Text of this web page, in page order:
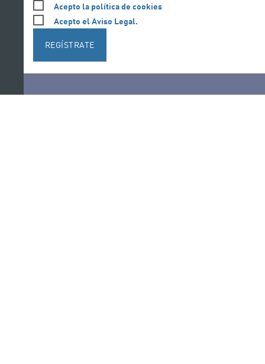
Acepto la política de cookies
Acepto el Aviso Legal.
REGÍSTRATE